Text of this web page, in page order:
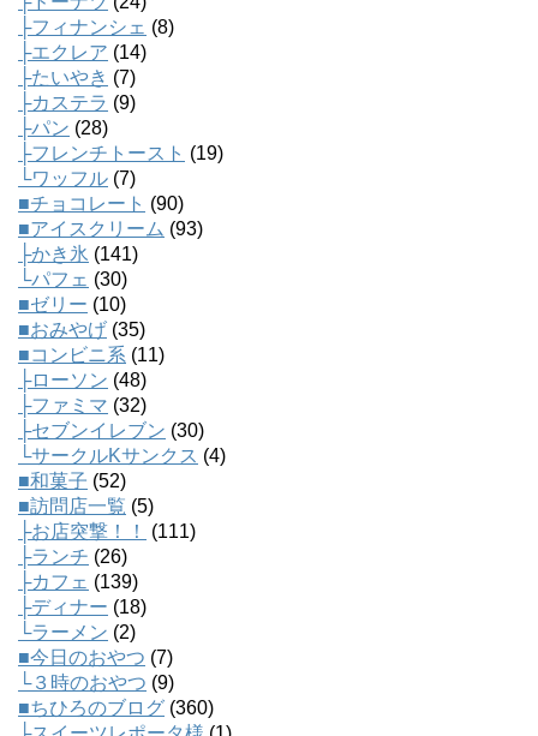
├フィナンシェ (8)
├エクレア (14)
├たいやき (7)
├カステラ (9)
├パン (28)
├フレンチトースト (19)
└ワッフル (7)
■チョコレート (90)
■アイスクリーム (93)
├かき氷 (141)
└パフェ (30)
■ゼリー (10)
■おみやげ (35)
■コンビニ系 (11)
├ローソン (48)
├ファミマ (32)
├セブンイレブン (30)
└サークルKサンクス (4)
■和菓子 (52)
■訪問店一覧 (5)
├お店突撃！！
(111)
├ランチ (26)
├カフェ (139)
├ディナー (18)
└ラーメン (2)
■今日のおやつ (7)
└３時のおやつ (9)
■ちひろのブログ (360)